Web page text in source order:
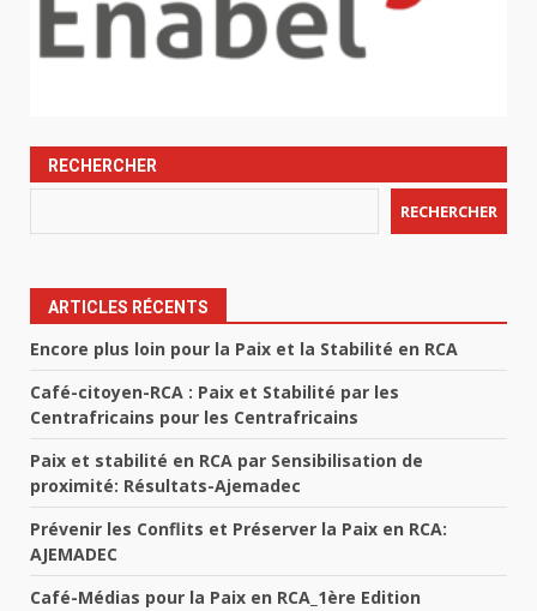
RECHERCHER
RECHERCHER
ARTICLES RÉCENTS
Encore plus loin pour la Paix et la Stabilité en RCA
Café-citoyen-RCA : Paix et Stabilité par les
Centrafricains pour les Centrafricains
Paix et stabilité en RCA par Sensibilisation de
proximité: Résultats-Ajemadec
Prévenir les Conflits et Préserver la Paix en RCA:
AJEMADEC
Café-Médias pour la Paix en RCA_1ère Edition